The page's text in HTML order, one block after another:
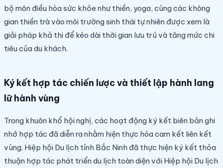
bộ môn điều hòa sức khỏe như thiền, yoga, cùng các không
gian thiền trà vào môi trường sinh thái tự nhiên được xem là
giải pháp khả thi để kéo dài thời gian lưu trú và tăng mức chi
tiêu của du khách.
Ký kết hợp tác chiến lược và thiết lập hành lang
lữ hành vùng
Trong khuôn khổ hội nghị, các hoạt động ký kết biên bản ghi
nhớ hợp tác đã diễn ra nhằm hiện thực hóa cam kết liên kết
vùng. Hiệp hội Du lịch tỉnh Bắc Ninh đã thực hiện ký kết thỏa
thuận hợp tác phát triển du lịch toàn diện với Hiệp hội Du lịch